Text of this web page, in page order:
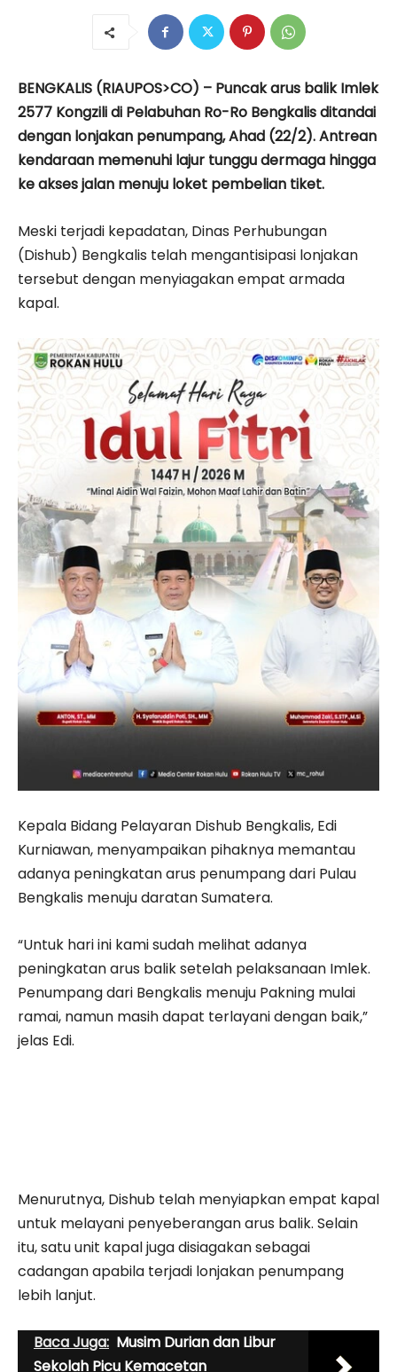
BENGKALIS (RIAUPOS>CO) – Puncak arus balik Imlek
2577 Kongzili di Pelabuhan Ro-Ro Bengkalisditandai
dengan lonjakan penumpang, Ahad (22/2). Antrean
kendaraan memenuhi lajur tunggu dermaga hingga
ke akses jalan menuju loket pembelian tiket.
Meski terjadi kepadatan, Dinas Perhubungan
(Dishub) Bengkalis telah mengantisipasi lonjakan
tersebut dengan menyiagakan empat armada
kapal.
Kepala Bidang Pelayaran Dishub Bengkalis, Edi
Kurniawan, menyampaikan pihaknya memantau
adanya peningkatan arus penumpang dari Pulau
Bengkalis menuju daratan Sumatera.
“Untuk hari ini kami sudah melihat adanya
peningkatan arus balik setelah pelaksanaan Imlek.
Penumpang dari Bengkalis menuju Pakning mulai
ramai, namun masih dapat terlayani dengan baik,”
jelas Edi.
Menurutnya, Dishub telah menyiapkan empat kapal
untuk melayani penyeberangan arus balik. Selain
itu, satu unit kapal juga disiagakan sebagai
cadangan apabila terjadi lonjakan penumpang
lebih lanjut.
Baca Juga: Musim Durian dan Libur
Sekolah Picu Kemacetan